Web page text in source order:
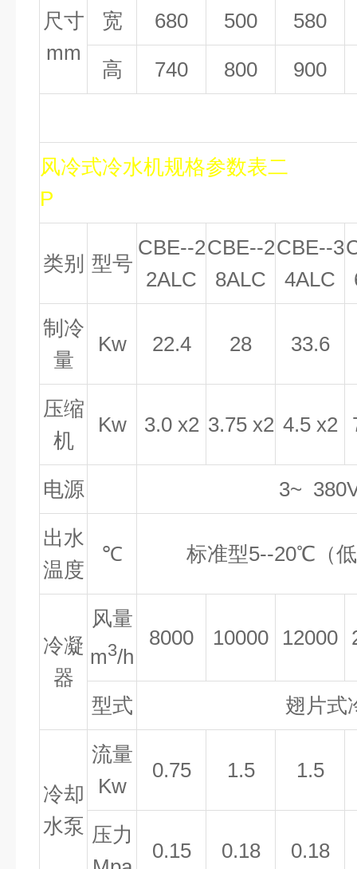
尺寸
mm
宽 680 500 580
高 740 800 900
风冷式冷水机规格参数表二
P
类别 型号
CBE--2
2ALC
CBE--2
8ALC
CBE--3
4ALC
制冷
量
Kw 22.4 28 33.6
压缩
机
Kw 3.0x2 3.75x2 4.5x2
电源 3~
出水
温度
℃ 标准型5--20℃（
冷凝
器
风量
m3/h
8000 10000 12000
型式 翅片式
冷却
水泵
流量
Kw
0.75 1.5 1.5
压力
0.15 0.18 0.18